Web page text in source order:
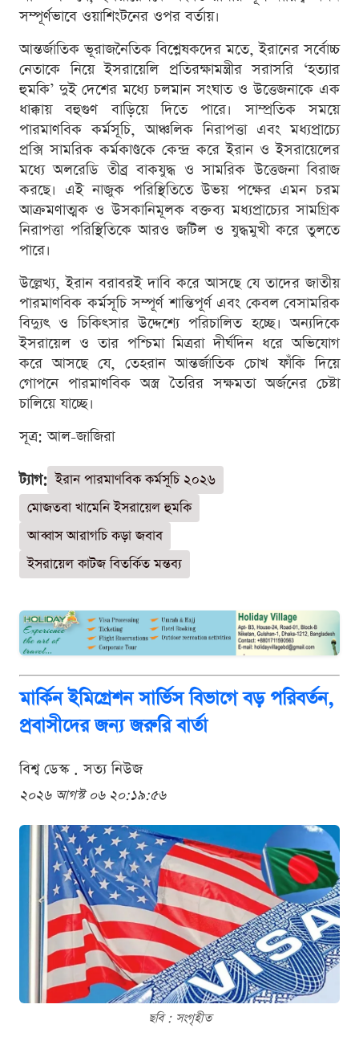
সম্পূর্ণভাবে ওয়াশিংটনের ওপর বর্তায়।
আন্তর্জাতিক ভূরাজনৈতিক বিশ্লেষকদের মতে, ইরানের সর্বোচ্চ
নেতাকে নিয়ে ইসরায়েলি প্রতিরক্ষামন্ত্রীর সরাসরি ‘হত্যার
হুমকি’ দুই দেশের মধ্যে চলমান সংঘাত ও উত্তেজনাকে এক
ধাক্কায় বহুগুণ বাড়িয়ে দিতে পারে। সাম্প্রতিক সময়ে
পারমাণবিক কর্মসূচি, আঞ্চলিক নিরাপত্তা এবং মধ্যপ্রাচ্যে
প্রক্সি সামরিক কর্মকাণ্ডকে কেন্দ্র করে ইরান ও ইসরায়েলের
মধ্যে অলরেডি তীব্র বাকযুদ্ধ ও সামরিক উত্তেজনা বিরাজ
করছে। এই নাজুক পরিস্থিতিতে উভয় পক্ষের এমন চরম
আক্রমণাত্মক ও উসকানিমূলক বক্তব্য মধ্যপ্রাচ্যের সামগ্রিক
নিরাপত্তা পরিস্থিতিকে আরও জটিল ও যুদ্ধমুখী করে তুলতে
পারে।
উল্লেখ্য, ইরান বরাবরই দাবি করে আসছে যে তাদের জাতীয়
পারমাণবিক কর্মসূচি সম্পূর্ণ শান্তিপূর্ণ এবং কেবল বেসামরিক
বিদ্যুৎ ও চিকিৎসার উদ্দেশ্যে পরিচালিত হচ্ছে। অন্যদিকে
ইসরায়েল ও তার পশ্চিমা মিত্ররা দীর্ঘদিন ধরে অভিযোগ
করে আসছে যে, তেহরান আন্তর্জাতিক চোখ ফাঁকি দিয়ে
গোপনে পারমাণবিক অস্ত্র তৈরির সক্ষমতা অর্জনের চেষ্টা
চালিয়ে যাচ্ছে।
সূত্র: আল-জাজিরা
ট্যাগ: ইরান পারমাণবিক কর্মসূচি ২০২৬
মোজতবা খামেনি ইসরায়েল হুমকি
আব্বাস আরাগচি কড়া জবাব
ইসরায়েল কাটজ বিতর্কিত মন্তব্য
মার্কিন ইমিগ্রেশন সার্ভিস বিভাগে বড় পরিবর্তন,
প্রবাসীদের জন্য জরুরি বার্তা
বিশ্ব ডেস্ক . সত্য নিউজ
২০২৬ আগস্ট ০৬ ২০:১৯:৫৬
ছবি : সংগৃহীত